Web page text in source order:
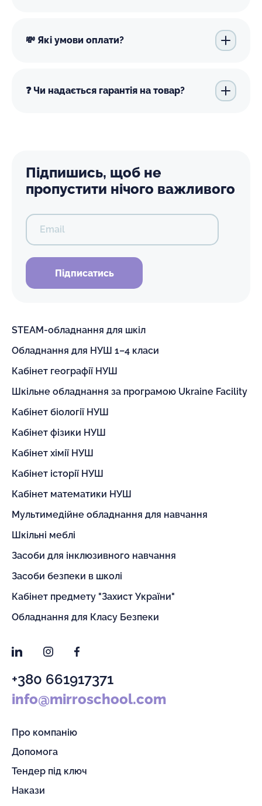
💸 Які умови оплати?
❓ Чи надається гарантія на товар?
Підпишись, щоб не
пропустити нічого важливого
Email
Підписатись
STEAM-обладнання для шкіл
Обладнання для НУШ 1–4 класи
Кабінет географії НУШ
Шкільне обладнання за програмою Ukraine Facility
Кабінет біології НУШ
Кабінет фізики НУШ
Кабінет хімії НУШ
Кабінет історії НУШ
Кабінет математики НУШ
Мультимедійне обладнання для навчання
Шкільні меблі
Засоби для інклюзивного навчання
Засоби безпеки в школі
Кабінет предмету "Захист України"
Обладнання для Класу Безпеки
LinkedInInstagramFacebook
+380 661917371
info@mirroschool.com
Про компанію
Допомога
Тендер під ключ
Накази